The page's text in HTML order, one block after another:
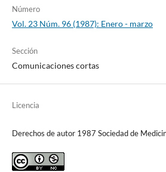
Número
Vol. 23 Núm. 96 (1987): Enero - marzo
Sección
Comunicaciones cortas
Licencia
Derechos de autor 1987 Sociedad de